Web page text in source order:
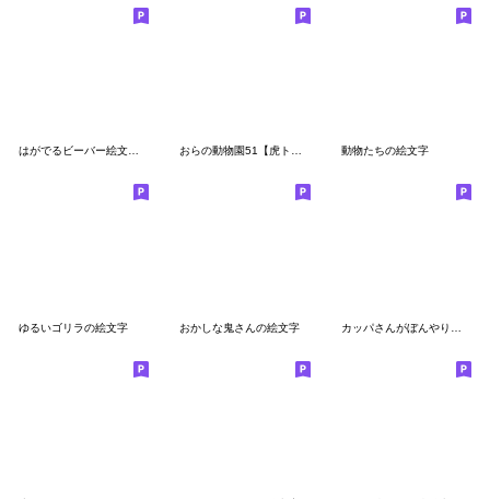
はがでるビーバー絵文字２ おらの動物園51【虎トラ2】 動物たちの絵文字
ゆるいゴリラの絵文字 おかしな鬼さんの絵文字